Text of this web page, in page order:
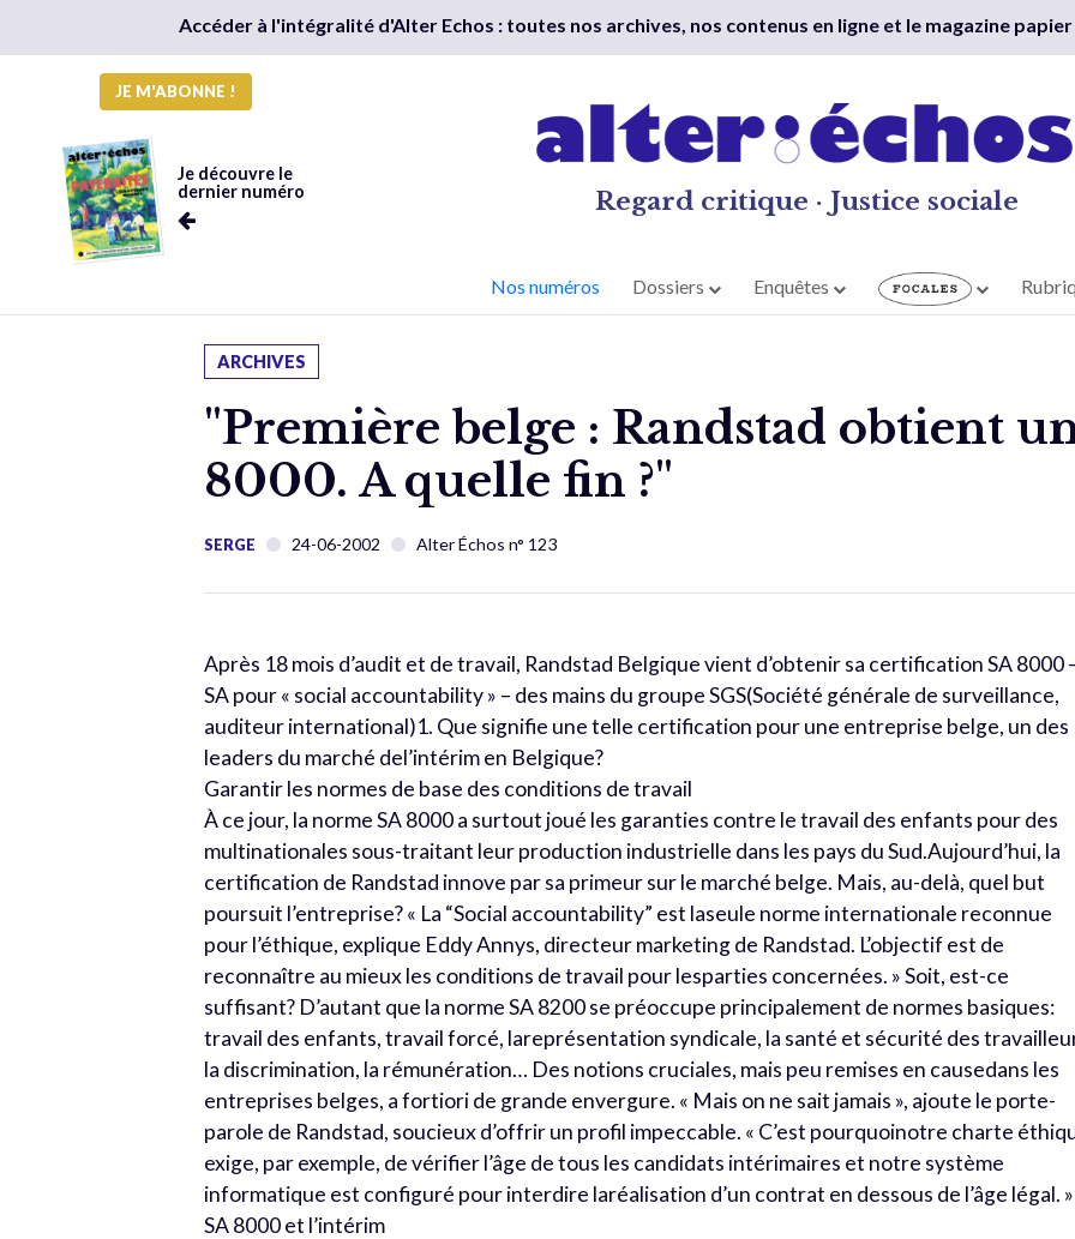
Accéder à l'intégralité d'Alter Echos : toutes nos archives, nos contenus en ligne et le magazine papier
JE M'ABONNE !
Je découvre le
dernier numéro
Regard critique · Justice sociale
Nos numéros Dossiers Enquêtes
ARCHIVES
"Première belge : Randstad obtient
8000. A quelle fin ?"
SERGE 24-06-2002 Alter Échos n° 123
Après 18 mois d’audit et de travail, Randstad Belgique vient d’obtenir sa certification SA 8000
SA pour « social accountability » – des mains du groupe SGS(Société générale de surveillance,
auditeur international)1. Que signifie une telle certification pour une entreprise belge, un des
leaders du marché del’intérim en Belgique?
Garantir les normes de base des conditions de travail
À ce jour, la norme SA 8000 a surtout joué les garanties contre le travail des enfants pour des
multinationales sous-traitant leur production industrielle dans les pays du Sud.Aujourd’hui, la
certification de Randstad innove par sa primeur sur le marché belge. Mais, au-delà, quel but
poursuit l’entreprise? « La “Social accountability” est laseule norme internationale reconnue
pour l’éthique, explique Eddy Annys, directeur marketing de Randstad. L’objectif est de
reconnaître au mieux les conditions de travail pour lesparties concernées. » Soit, est-ce
suffisant? D’autant que la norme SA 8200 se préoccupe principalement de normes basiques:
travail des enfants, travail forcé, lareprésentation syndicale, la santé et sécurité des
la discrimination, la rémunération… Des notions cruciales, mais peu remises en causedans les
entreprises belges, a fortiori de grande envergure. « Mais on ne sait jamais », ajoute le porte-
parole de Randstad, soucieux d’offrir un profil impeccable. « C’est pourquoinotre charte
exige, par exemple, de vérifier l’âge de tous les candidats intérimaires et notre système
informatique est configuré pour interdire laréalisation d’un contrat en dessous de l’âge légal. »
SA 8000 et l’intérim